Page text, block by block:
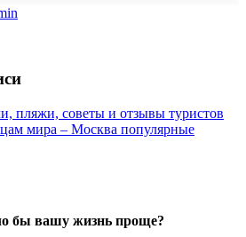
пляжи, советы и отзывы туристов
мира – Москва популярные
бы вашу жизнь проще?